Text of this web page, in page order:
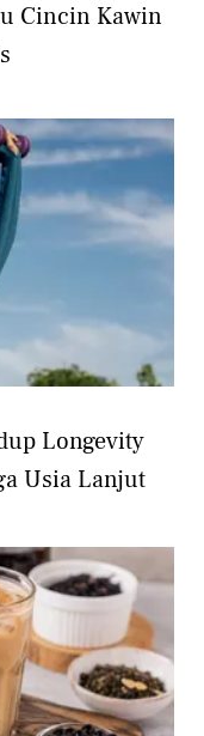
Cincin Kawin
Longevity
Usia Lanjut